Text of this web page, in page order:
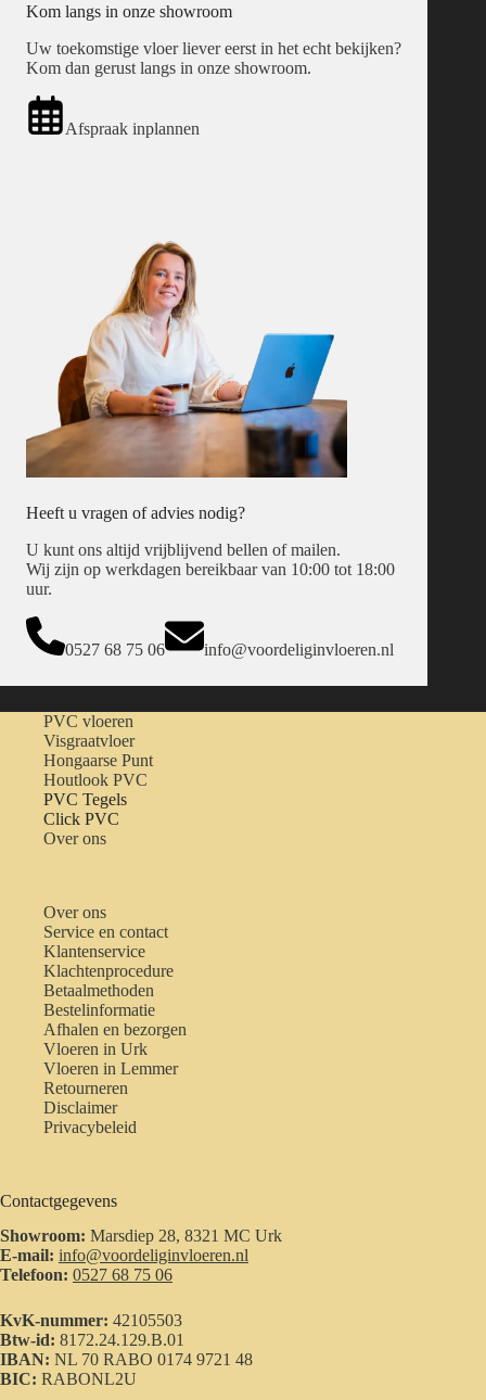
Kom langs in onze showroom
Uw toekomstige vloer liever eerst in het echt bekijken?
Kom dan gerust langs in onze showroom.
Afspraak inplannen
Heeft u vragen of advies nodig?
U kunt ons altijd vrijblijvend bellen of mailen.
Wij zijn op werkdagen bereikbaar van 10:00 tot 18:00
uur.
0527 68 75 06 info@voordeliginvloeren.nl
PVC vloeren
Visgraatvloer
Hongaarse Punt
Houtlook PVC
PVC Tegels
Click PVC
Over ons
Over ons
Service en contact
Klantenservice
Klachtenprocedure
Betaalmethoden
Bestelinformatie
Afhalen en bezorgen
Vloeren in Urk
Vloeren in Lemmer
Retourneren
Disclaimer
Privacybeleid
Contactgegevens
Showroom: Marsdiep 28, 8321 MC Urk
E-mail: info@voordeliginvloeren.nl
Telefoon: 0527 68 75 06
KvK-nummer: 42105503
Btw-id: 8172.24.129.B.01
IBAN: NL 70 RABO 0174 9721 48
BIC: RABONL2U